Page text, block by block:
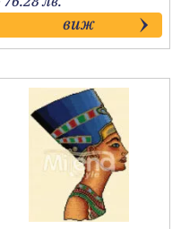
21.00€
through
39.00€
виж